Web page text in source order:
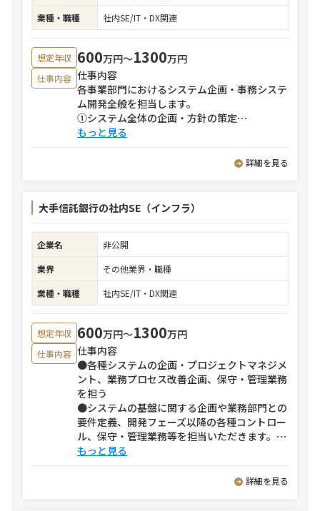
業種・職種
社内SE/IT・DX関連
想定年収 600万円〜1300万円
仕事内容 仕事内容
各事業部門におけるシステム企画・事務システ
ム開発全般を担当します。
①システム全体の企画・方針の策定⋯
もっと見る
詳細を見る
大手信託銀行の社内SE（インフラ）
企業名
非公開
業界
その他業界・職種
業種・職種
社内SE/IT・DX関連
想定年収 600万円〜1300万円
仕事内容 仕事内容
●各種システムの企画・プロジェクトマネジメ
ント、業務プロセス改善企画、保守・管理業務
を担う
●システムの基盤に関する企画や業務部門との
要件定義、開発フェーズ以降の各種コントロー
ル、保守・管理業務等を担当いただきます。 ⋯
もっと見る
詳細を見る